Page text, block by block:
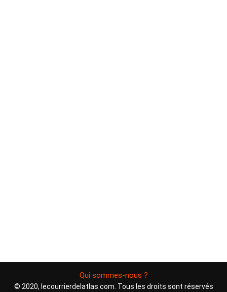
Qui sommes-nous ?
© 2020, lecourrierdelatlas.com. Tous les droits sont réservés